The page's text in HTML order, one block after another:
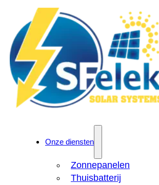
Onze diensten
Zonnepanelen
Thuisbatterij